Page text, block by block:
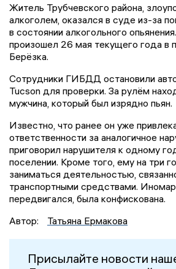
Житель Трубчевского района,
алкоголем, оказался в суде из-за
в состоянии алкогольного
произошел 26 мая текущего года в
Берёзка.
Сотрудники ГИБДД остановили
Tucson для проверки. За рулём
мужчина, который был изрядно пьян.
Известно, что ранее он уже
ответственности за аналогичное
приговорил нарушителя к одному
поселении. Кроме того, ему на три
заниматься деятельностью,
транспортными средствами.
передвигался, была конфискована.
Автор:
Татьяна Ермакова
Присылайте новости